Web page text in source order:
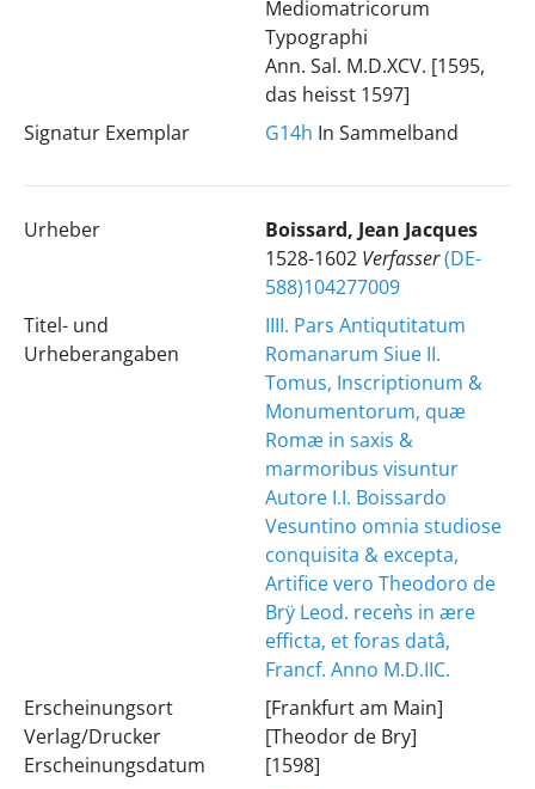
Mediomatricorum
Typographi
Ann. Sal. M.D.XCV. [1595,
das heisst 1597]
Signatur Exemplar
G14h In Sammelband
Urheber
Boissard, Jean Jacques
1528-1602 Verfasser(DE-
588)104277009
Titel- und
Urheberangaben
IIII. Pars Antiqutitatum
Romanarum Siue II.
Tomus, Inscriptionum &
Monumentorum, quæ
Romæ in saxis &
marmoribus visuntur
Autore I.I. Boissardo
Vesuntino omnia studiose
conquisita & excepta,
Artifice vero Theodoro de
Brÿ Leod. receǹs in ære
efficta, et foras datâ,
Francf. Anno M.D.IIC.
Erscheinungsort
Verlag/Drucker
Erscheinungsdatum
[Frankfurt am Main]
[Theodor de Bry]
[1598]